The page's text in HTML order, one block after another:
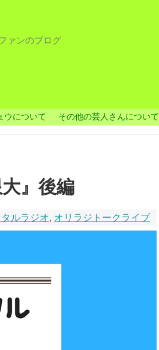
ァンのブログ
ウについて その他の芸人さんについて
』後編
ルラジオ, オリラジトークライブ